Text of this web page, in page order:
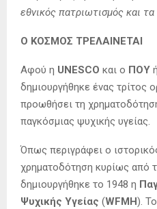
εθνικός πατριωτισμός και
Ο ΚΟΣΜΟΣ ΤΡΕΛΑΙΝΕΤΑΙ
Αφού η UNESCO και ο ΠΟΥ
δημιουργήθηκε ένας τρίτος
προωθήσει τη
παγκόσμιας ψυχικής υγείας.
Όπως περιγράφει ο
χρηματοδότηση κυρίως από
δημιουργήθηκε το 1948 η
Ψυχικής Υγείας (WFMH).